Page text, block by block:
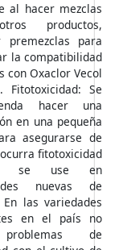
al hacer mezclas
productos,
premezclas para
la compatibilidad
con Oxaclor Vecol
Fitotoxicidad: Se
hacer una
en una pequeña
asegurarse de
fitotoxicidad
se use en
nuevas de
las variedades
en el país no
de